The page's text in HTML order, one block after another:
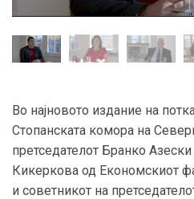
Во најновото издание на
Стопанската комора на
претседателот Бранко
Кикеркова од Економскиот
и советникот на